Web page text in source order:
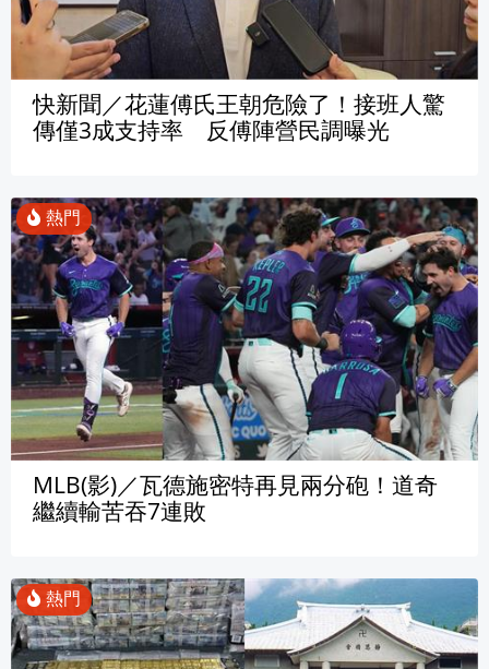
快新聞／花蓮傅氏王朝危險了！接班人驚
傳僅3成支持率 反傅陣營民調曝光
MLB(影)／瓦德施密特再見兩分砲！道奇
繼續輸苦吞7連敗